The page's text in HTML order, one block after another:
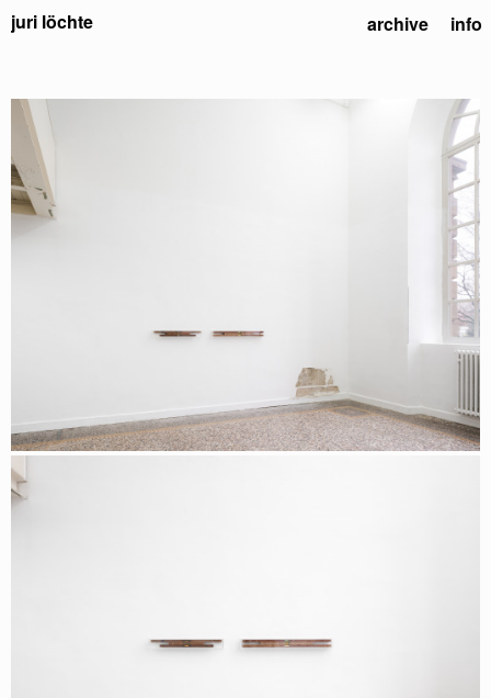
archive info
juri löchte